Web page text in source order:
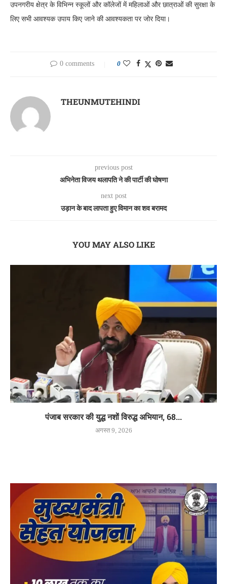
उपनगरीय क्षेत्र के विभिन्न स्कूलों और कॉलेजों में महिलाओं और छात्राओं की सुरक्षा के
लिए सभी आवश्यक उपाय किए जाने की आवश्यकता पर जोर दिया।
0 comments 0
THEUNMUTEHINDI
previous post
अभिनेता विजय थलापति ने की पार्टी की घोषणा
next post
उड़ान के बाद लापता हुए विमान का शव बरामद
YOU MAY ALSO LIKE
पंजाब सरकार की युद्ध नशों विरुद्ध अभियान, 68...
अगस्त 9, 2026